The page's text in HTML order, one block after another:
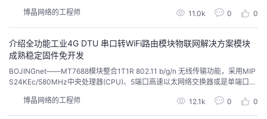
程
认
证
的
实
我
的
支
持
声
建
议
LAN，以太网WAN以及1个WIFI接口，可同时连接串口设备、以太网设备和WIFI
设备，实现串口数据透明传输和路由功能。
博晶网络的工程师 11.0k 0 0
介绍全功能工业4G DTU 串口转WiFi路由模块物联网解决方案模块
成熟稳定固件免开发
BOJINGnet——MT7688模块整合1T1R 802.11 b/g/n 无线传输功能，采用MIP
S24KEc/580MHz中央处理器(CPU)、5端口高速以太网络交换器或是单端口超
适用慢速的I/O装设备接口。也就是说MT7688模块为单天线，有1个IPEX座，1
50M速率，相对于MT7628模块来说：M
博晶网络的工程师 12.1k 0 0